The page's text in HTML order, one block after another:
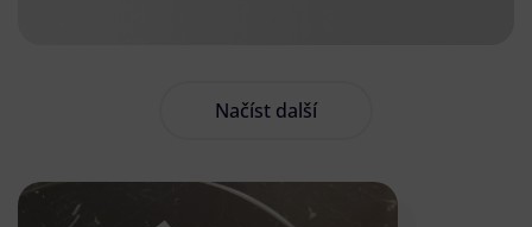
Načíst další